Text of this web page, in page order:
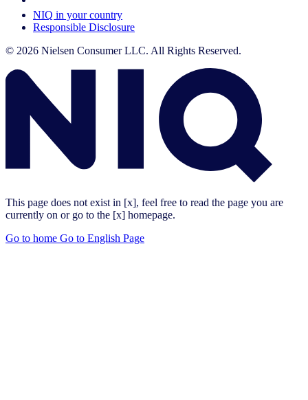
NIQ in your country
Responsible Disclosure
© 2026 Nielsen Consumer LLC. All Rights Reserved.
This page does not exist in [x], feel free to read the page you are
currently on or go to the [x] homepage.
Go to home Go to English Page